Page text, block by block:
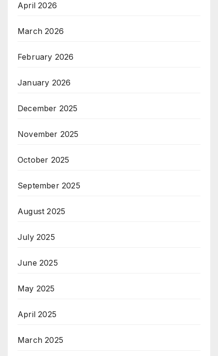
April 2026
March 2026
February 2026
January 2026
December 2025
November 2025
October 2025
September 2025
August 2025
July 2025
June 2025
May 2025
April 2025
March 2025